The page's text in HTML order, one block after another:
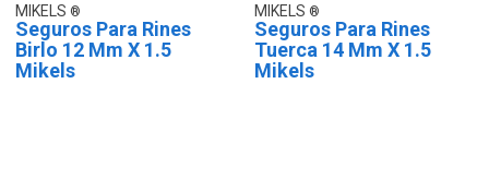
MIKELS
Seguros Para Rines
Birlo 12 Mm X 1.5
Mikels
MIKELS
Seguros Para Rines
Tuerca 14 Mm X 1.5
Mikels